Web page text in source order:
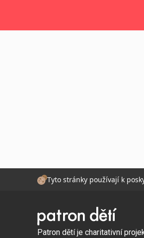
Tyto stránky používají k
Patron dětí je charitativní